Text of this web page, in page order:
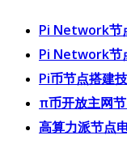
Pi Network节
Pi Network节
Pi币节点搭建
π币开放主网
高算力派节点